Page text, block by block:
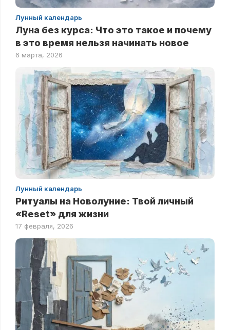
Лунный календарь
Луна без курса: Что это такое и почему
в это время нельзя начинать новое
6 марта, 2026
Лунный календарь
Ритуалы на Новолуние: Твой личный
«Reset» для жизни
17 февраля, 2026